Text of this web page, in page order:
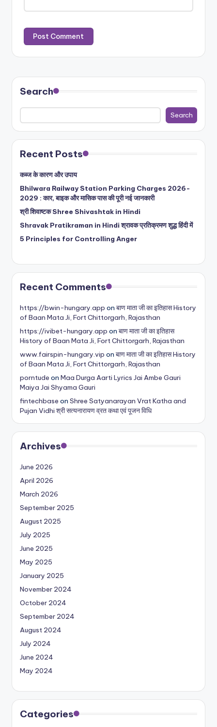
Search
Search
Recent Posts
कब्ज के कारण और उपाय
Bhilwara Railway Station Parking Charges 2026-
2029 : कार, बाइक और मासिक पास की पूरी नई जानकारी
श्री शिवाष्टक Shree Shivashtak in Hindi
Shravak Pratikraman in Hindi श्रावक प्रतिक्रमण शुद्ध हिंदी में
5 Principles for Controlling Anger
Recent Comments
https://bwin-hungary.app on बाण माता जी का इतिहास History
of Baan Mata Ji, Fort Chittorgarh, Rajasthan
https://ivibet-hungary.app on बाण माता जी का इतिहास
History of Baan Mata Ji, Fort Chittorgarh, Rajasthan
www.fairspin-hungary.vip on बाण माता जी का इतिहास History
of Baan Mata Ji, Fort Chittorgarh, Rajasthan
porntude on Maa Durga Aarti Lyrics Jai Ambe Gauri
Maiya Jai Shyama Gauri
fintechbase on Shree Satyanarayan Vrat Katha and
Pujan Vidhi श्री सत्यनारायण व्रत कथा एवं पूजन विधि
Archives
June 2026
April 2026
March 2026
September 2025
August 2025
July 2025
June 2025
May 2025
January 2025
November 2024
October 2024
September 2024
August 2024
July 2024
June 2024
May 2024
Categories